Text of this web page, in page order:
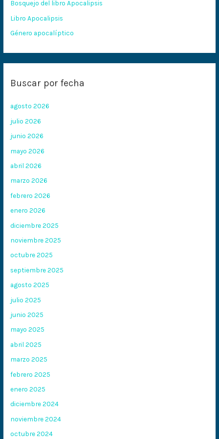
r
:
Bosquejo del libro Apocalipsis
Libro Apocalipsis
Género apocalíptico
Buscar por fecha
agosto 2026
julio 2026
junio 2026
mayo 2026
abril 2026
marzo 2026
febrero 2026
enero 2026
diciembre 2025
noviembre 2025
octubre 2025
septiembre 2025
agosto 2025
julio 2025
junio 2025
mayo 2025
abril 2025
marzo 2025
febrero 2025
enero 2025
diciembre 2024
noviembre 2024
octubre 2024